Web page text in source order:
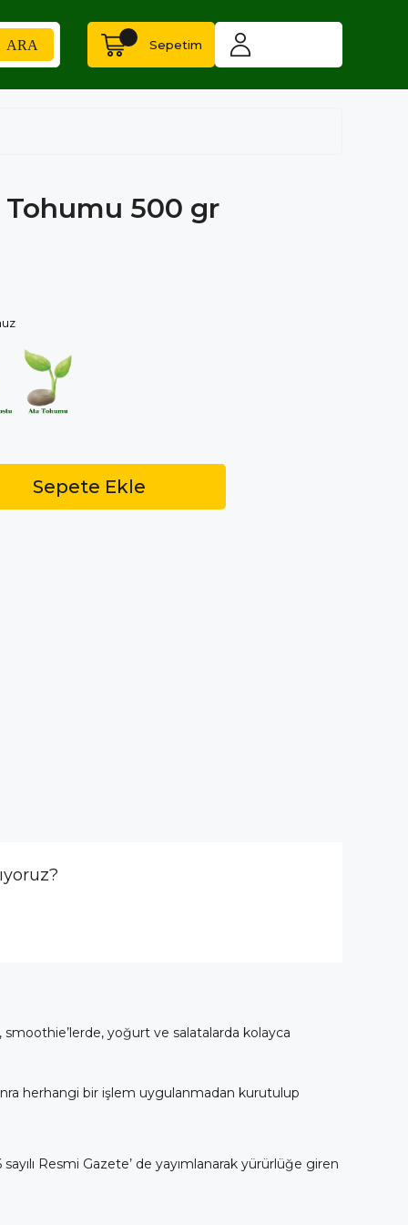
Sepetim
500 gr
yoğurt ve salatalarda kolayca
herhangi bir işlem uygulanmadan kurutulup
Resmi Gazete’ de yayımlanarak yürürlüğe giren